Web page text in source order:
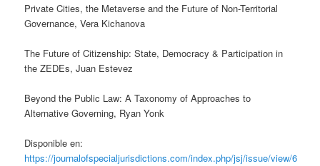
Private Cities, the Metaverse and the Future of Non-Territorial
Governance, Vera Kichanova
The Future of Citizenship: State, Democracy & Participation in
the ZEDEs, Juan Estevez
Beyond the Public Law: A Taxonomy of Approaches to
Alternative Governing, Ryan Yonk
Disponible en:
https://journalofspecialjurisdictions.com/index.php/jsj/issue/view/6